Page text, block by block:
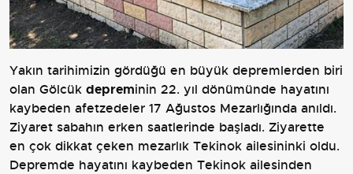
Yakın tarihimizin gördüğü en büyük depremlerden biri
olan Gölcük depreminin 22. yıl dönümünde hayatını
kaybeden afetzedeler 17 Ağustos Mezarlığında anıldı.
Ziyaret sabahın erken saatlerinde başladı. Ziyarette
en çok dikkat çeken mezarlık Tekinok ailesininki oldu.
Depremde hayatını kaybeden Tekinok ailesinden